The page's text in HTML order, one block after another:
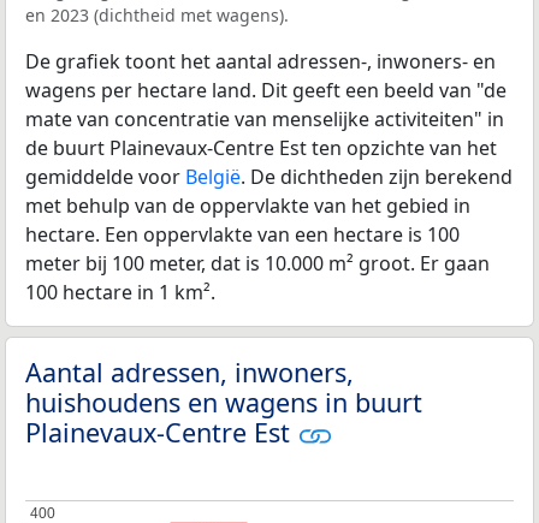
en 2023 (dichtheid met wagens).
De grafiek toont het aantal adressen-, inwoners- en
wagens per hectare land. Dit geeft een beeld van "de
mate van concentratie van menselijke activiteiten" in
de buurt Plainevaux-Centre Est ten opzichte van het
gemiddelde voor België. De dichtheden zijn berekend
met behulp van de oppervlakte van het gebied in
hectare. Een oppervlakte van een hectare is 100
meter bij 100 meter, dat is 10.000 m² groot. Er gaan
100 hectare in 1 km².
Aantal adressen, inwoners,
huishoudens en wagens in buurt
Plainevaux-Centre Est
400
400